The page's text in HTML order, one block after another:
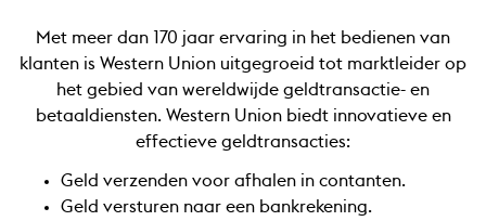
Met meer dan 170 jaar ervaring in het bedienen van
klanten is Western Union uitgegroeid tot marktleider op
het gebied van wereldwijde geldtransactie- en
betaaldiensten. Western Union biedt innovatieve en
effectieve geldtransacties:
Geld verzenden voor afhalen in contanten.
Geld versturen naar een bankrekening.